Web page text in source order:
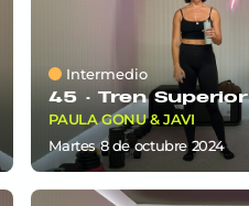
Intermedio
45 · Tren Superior
PAULA GONU & JAVI
martes 8deoctubre 2024